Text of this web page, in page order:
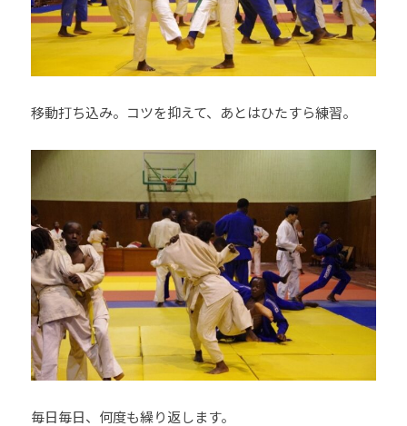
移動打ち込み。コツを抑えて、あとはひたすら練習。
毎日毎日、何度も繰り返します。